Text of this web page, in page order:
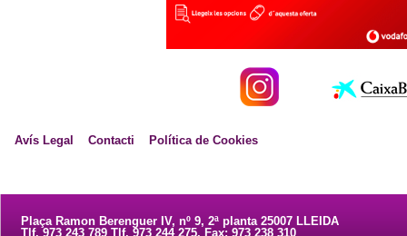
Avís Legal Contacti Política de Cookies
Plaça Ramon Berenguer IV, nº 9, 2ª planta 25007 LLEIDA
Tlf. 973 243 789 Tlf. 973 244 275. Fax: 973 238 310